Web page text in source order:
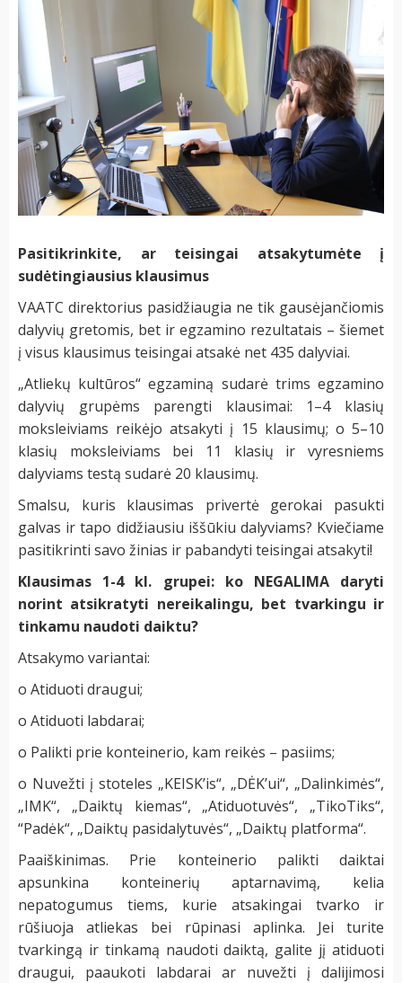
Pasitikrinkite, ar teisingai atsakytumėte į
sudėtingiausius klausimus
VAATC direktorius pasidžiaugia ne tik gausėjančiomis
dalyvių gretomis, bet ir egzamino rezultatais – šiemet
į visus klausimus teisingai atsakė net 435 dalyviai.
„Atliekų kultūros“ egzaminą sudarė trims egzamino
dalyvių grupėms parengti klausimai: 1–4 klasių
moksleiviams reikėjo atsakyti į 15 klausimų; o 5–10
klasių moksleiviams bei 11 klasių ir vyresniems
dalyviams testą sudarė 20 klausimų.
Smalsu, kuris klausimas privertė gerokai pasukti
galvas ir tapo didžiausiu iššūkiu dalyviams? Kviečiame
pasitikrinti savo žinias ir pabandyti teisingai atsakyti!
Klausimas 1-4 kl. grupei: ko NEGALIMA daryti
norint atsikratyti nereikalingu, bet tvarkingu ir
tinkamu naudoti daiktu?
Atsakymo variantai:
o Atiduoti draugui;
o Atiduoti labdarai;
o Palikti prie konteinerio, kam reikės – pasiims;
o Nuvežti į stoteles „KEISK’is“, „DĖK’ui“, „Dalinkimės“,
„IMK“, „Daiktų kiemas“, „Atiduotuvės“, „TikoTiks“,
“Padėk“, „Daiktų pasidalytuvės“, „Daiktų platforma“.
Paaiškinimas. Prie konteinerio palikti daiktai
apsunkina konteinerių aptarnavimą, kelia
nepatogumus tiems, kurie atsakingai tvarko ir
rūšiuoja atliekas bei rūpinasi aplinka. Jei turite
tvarkingą ir tinkamą naudoti daiktą, galite jį atiduoti
draugui, paaukoti labdarai ar nuvežti į dalijimosi